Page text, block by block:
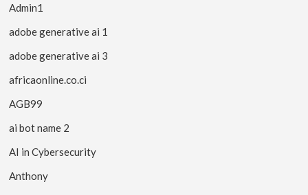
Admin1
adobe generative ai 1
adobe generative ai 3
africaonline.co.ci
AGB99
ai bot name 2
AI in Cybersecurity
Anthony